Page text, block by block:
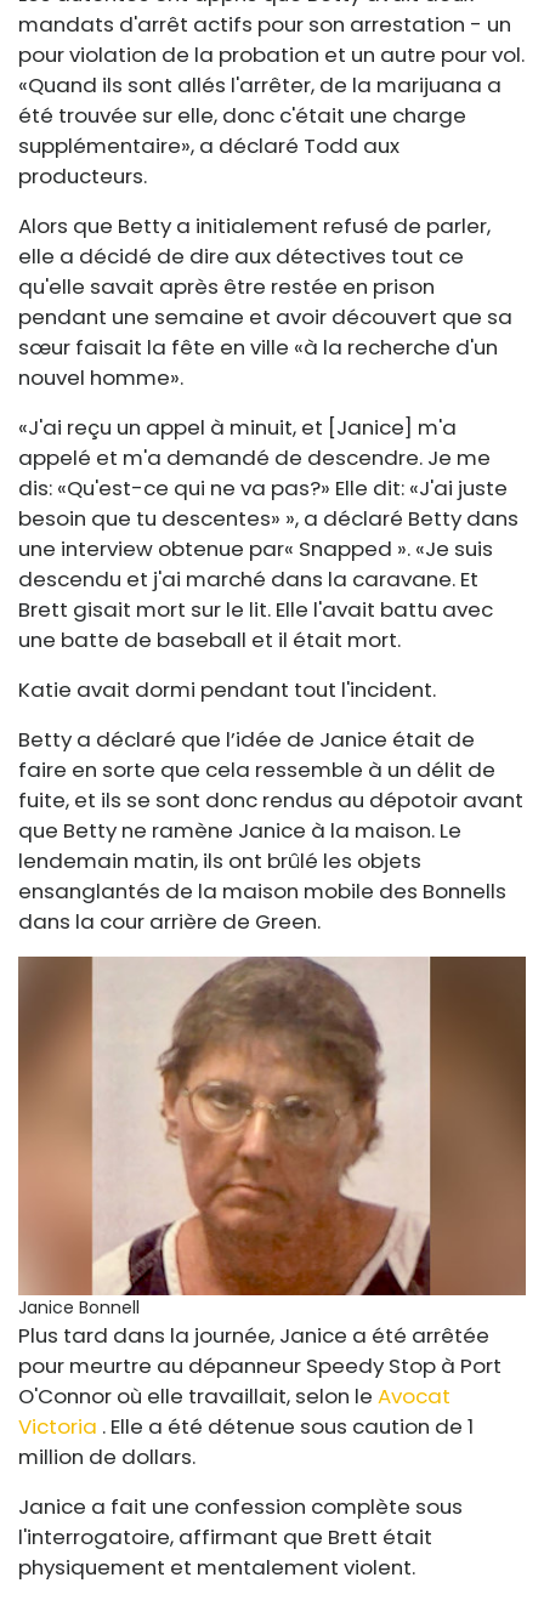
mandats d'arrêt actifs pour son arrestation - un
pour violation de la probation et un autre pour vol.
«Quand ils sont allés l'arrêter, de la marijuana a
été trouvée sur elle, donc c'était une charge
supplémentaire», a déclaré Todd aux
producteurs.
Alors que Betty a initialement refusé de parler,
elle a décidé de dire aux détectives tout ce
qu'elle savait après être restée en prison
pendant une semaine et avoir découvert que sa
sœur faisait la fête en ville «à la recherche d'un
nouvel homme».
«J'ai reçu un appel à minuit, et [Janice] m'a
appelé et m'a demandé de descendre. Je me
dis: «Qu'est-ce qui ne va pas?» Elle dit: «J'ai juste
besoin que tu descentes» », a déclaré Betty dans
une interview obtenue par« Snapped ». «Je suis
descendu et j'ai marché dans la caravane. Et
Brett gisait mort sur le lit. Elle l'avait battu avec
une batte de baseball et il était mort.
Katie avait dormi pendant tout l'incident.
Betty a déclaré que l’idée de Janice était de
faire en sorte que cela ressemble à un délit de
fuite, et ils se sont donc rendus au dépotoir avant
que Betty ne ramène Janice à la maison. Le
lendemain matin, ils ont brûlé les objets
ensanglantés de la maison mobile des Bonnells
dans la cour arrière de Green.
Janice Bonnell
Plus tard dans la journée, Janice a été arrêtée
pour meurtre au dépanneur Speedy Stop à Port
O'Connor où elle travaillait, selon le Avocat
Victoria . Elle a été détenue sous caution de 1
million de dollars.
Janice a fait une confession complète sous
l'interrogatoire, affirmant que Brett était
physiquement et mentalement violent.